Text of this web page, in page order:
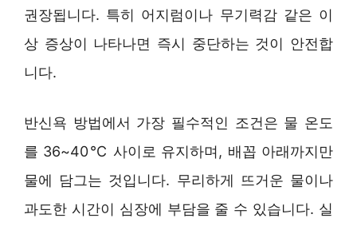
권장됩니다. 특히 어지럼이나 무기력감 같은 이
상 증상이 나타나면 즉시 중단하는 것이 안전합
니다.
반신욕 방법에서 가장 필수적인 조건은 물 온도
를 36~40℃ 사이로 유지하며, 배꼽 아래까지만
물에 담그는 것입니다. 무리하게 뜨거운 물이나
과도한 시간이 심장에 부담을 줄 수 있습니다. 실